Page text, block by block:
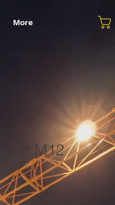
More
M12